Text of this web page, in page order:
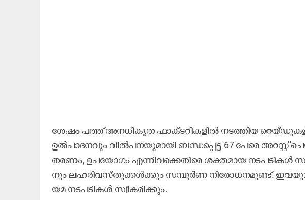
ശേ​ഷം പ​ത്ത് അ​ന​ധി​കൃ​ത ഫാ​ക്ട​റി​ക​ളി​ൽ ന​ട​ത്തി​യ റെ​യ്ഡു​ക​ളി​ൽ
ഉ​ൽ​പാ​ദ​ന​വും വി​ൽ​പ​ന​യു​മാ​യി ബ​ന്ധ​പ്പെ​ട്ട 67 പേ​രെ അ​റ​സ്റ്റ്
ത​ര​ണം, ഉ​പ​യോ​ഗം എ​ന്നി​വ​ക്കെ​തി​രെ ശ​ക്ത​മാ​യ ന​ട​പ​ടി​ക​ൾ
നും ല​ഹ​രി​വ​സ്തു​ക്ക​ൾ​ക്കും സ​മ്പൂ​ർ​ണ നി​രോ​ധ​ന​മു​ണ്ട്.
യ​മ ന​ട​പ​ടി​ക​ൾ സ്വീ​ക​രി​ക്കും.